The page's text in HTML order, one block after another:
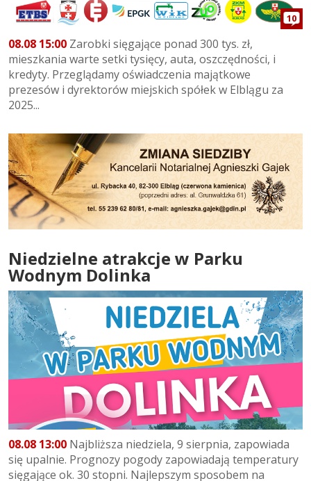
10
08.08 15:00 Zarobki sięgające ponad 300 tys. zł,
mieszkania warte setki tysięcy, auta, oszczędności, i
kredyty. Przeglądamy oświadczenia majątkowe
prezesów i dyrektorów miejskich spółek w Elblągu za
2025...
Niedzielne atrakcje w Parku
Wodnym Dolinka
08.08 13:00 Najbliższa niedziela, 9 sierpnia, zapowiada
się upalnie. Prognozy pogody zapowiadają temperatury
sięgające ok. 30 stopni. Najlepszym sposobem na